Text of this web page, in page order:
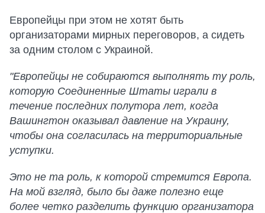
Европейцы при этом не хотят быть
организаторами мирных переговоров, а сидеть
за одним столом с Украиной.
"Европейцы не собираются выполнять ту роль,
которую Соединенные Штаты играли в
течение последних полутора лет, когда
Вашингтон оказывал давление на Украину,
чтобы она согласилась на территориальные
уступки.
Это не та роль, к которой стремится Европа.
На мой взгляд, было бы даже полезно еще
более четко разделить функцию организатора